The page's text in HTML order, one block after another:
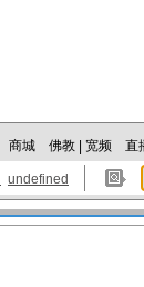
商城 佛教 宽频 直
undefined